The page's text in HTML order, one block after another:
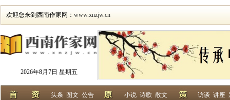
欢迎您来到西南作家网： www.xnzjw.cn
2026年8月7日 星期五
头条 图文 公告
小说 诗歌 散文
访谈 讲座